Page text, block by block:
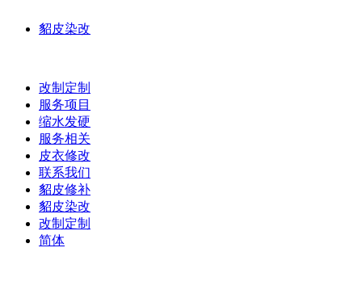
貂皮染改
改制定制
服务项目
缩水发硬
服务相关
皮衣修改
联系我们
貂皮修补
貂皮染改
改制定制
简体